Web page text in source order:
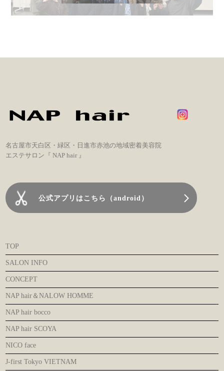
名古屋市天白区・緑区・日進市赤池の地域密着美容院
エステサロン『 NAP hair 』
公式アプリはこちら（android）
TOP
SALON INFO
CONCEPT
NAP hair＆NALOW HOMME
NAP hair bocco
NAP hair SCOYA
NICO face
J-first Tokyo VIETNAM